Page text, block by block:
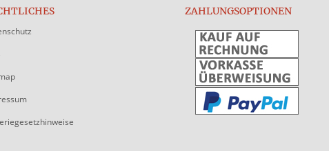
ZAHLUNGSOPTIONEN